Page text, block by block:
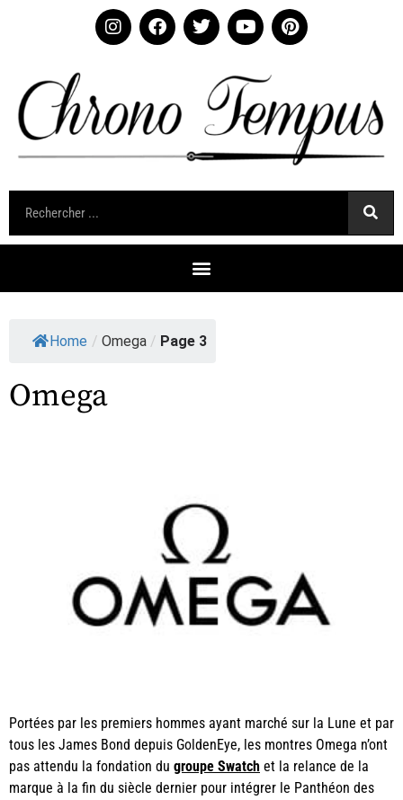
Home / Omega / Page 3
Omega
Portées par les premiers hommes ayant marché sur la Lune et par
tous les James Bond depuis GoldenEye, les montres Omega n’ont
pas attendu la fondation du groupe Swatch et la relance de la
marque à la fin du siècle dernier pour intégrer le Panthéon des